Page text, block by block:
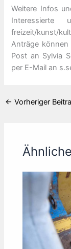
Weitere Infos
Interessierte
freizeit/kunst/
Anträge können
Post an Sylvia
per E-Mail an
← Vorheriger